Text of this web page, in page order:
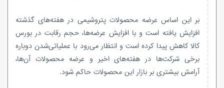
بر این اساس عرضه محصولات پتروشیمی در هفته‌های گذشته
افزایش یافته است و با افزایش عرضه‌ها، حجم رقابت در بورس
کالا کاهش پیدا کرده است و انتظار می‌رود با عملیاتی‌شدن دوباره
برخی شرکت‌ها در هفته‌های اخیر و عرضه محصولات آن‌ها،
آرامش بیشتری بر بازار این محصولات حاکم شود.